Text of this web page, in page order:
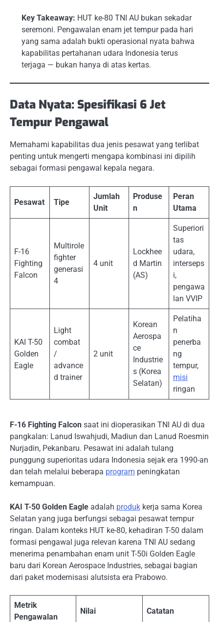
Key Takeaway: HUT ke-80 TNI AU bukan sekadar
seremoni. Pengawalan enam jet tempur pada hari
yang sama adalah bukti operasional nyata bahwa
kapabilitas pertahanan udara Indonesia terus
terjaga — bukan hanya di atas kertas.
Data Nyata: Spesifikasi 6 Jet
Tempur Pengawal
Memahami kapabilitas dua jenis pesawat yang terlibat
penting untuk mengerti mengapa kombinasi ini dipilih
sebagai formasi pengawal kepala negara.
Pesawat Tipe
Jumlah
Unit
Produse
n
Peran
Utama
F-16
Fighting
Falcon
Multirole
fighter
generasi
4
4 unit
Lockhee
d Martin
(AS)
Superiori
tas
udara,
interseps
i,
pengawa
lan VVIP
KAI T-50
Golden
Eagle
Light
combat
/
advance
d trainer
2 unit
Korean
Aerospa
ce
Industrie
s (Korea
Selatan)
Pelatiha
n
penerba
ng
tempur,
misi
ringan
F-16 Fighting Falcon saat ini dioperasikan TNI AU di dua
pangkalan: Lanud Iswahjudi, Madiun dan Lanud Roesmin
Nurjadin, Pekanbaru. Pesawat ini adalah tulang
punggung superioritas udara Indonesia sejak era 1990-an
dan telah melalui beberapa program peningkatan
kemampuan.
KAI T-50 Golden Eagle adalah produk kerja sama Korea
Selatan yang juga berfungsi sebagai pesawat tempur
ringan. Dalam konteks HUT ke-80, kehadiran T-50 dalam
formasi pengawal juga relevan karena TNI AU sedang
menerima penambahan enam unit T-50i Golden Eagle
baru dari Korean Aerospace Industries, sebagai bagian
dari paket modernisasi alutsista era Prabowo.
Metrik
Pengawalan
Nilai Catatan